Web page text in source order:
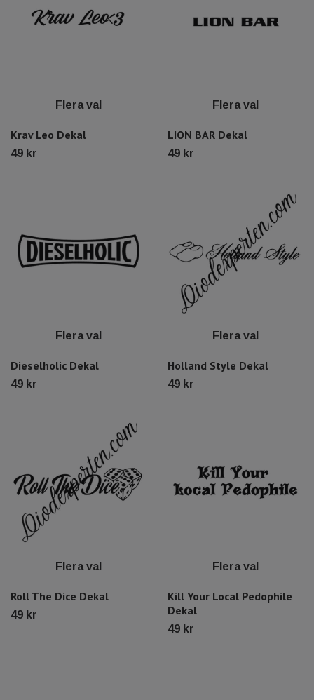
Flera val
Krav Leo Dekal
49 kr
Flera val
LION BAR Dekal
49 kr
Flera val
Dieselholic Dekal
49 kr
Flera val
Holland Style Dekal
49 kr
Flera val
Roll The Dice Dekal
49 kr
Flera val
Kill Your Local Pedophile
Dekal
49 kr